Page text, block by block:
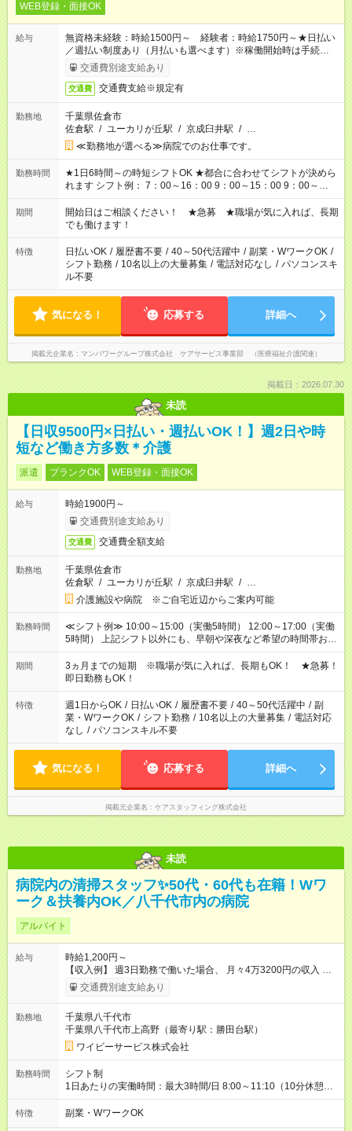
WEB登録・面接OK
給与
無資格未経験：時給1500円～ 経験者：時給1750円～★日払い
／週払い制度あり（月払いも選べます）※稼働開始時は手続き完
了次第のお支払いとなります。
交通費別途支給あり
交通費 交通費支給※規定有
勤務地
千葉県佐倉市
佐倉駅 / ユーカリが丘駅 / 京成臼井駅 / …
≪勤務地が選べる≫病院でのお仕事です。
勤務時間
★1日6時間～の時短シフトOK ★都合に合わせてシフトが決めら
れます シフト例： 7：00～16：00 9：00～15：00 9：00～
18：00 11：00～20：00 など ※Wワークの場合、他のお仕事と
合わせ週40時間超の就業はご案内できません ※法令に基づき、
週20時間以上勤務は社会保険への加入対象となります ※労働者
派遣法（日雇い派遣の原則禁止）により、短時間・短期間の就
業はご案内が難しい場合があります
期間
開始日はご相談ください！ ★急募 ★職場が気に入れば、長期
でも働けます！
特徴 日払いOK / 履歴書不要 / 40～50代活躍中 / 副業・WワークOK /
シフト勤務 / 10名以上の大量募集 / 電話対応なし / パソコンスキ
ル不要
気になる！ 応募する 詳細へ
掲載元企業名 マンパワーグループ株式会社 ケアサービス事業部 （医療福祉介護関連）
掲載日：2026.07.30
未読
【日収9500円×日払い・週払いOK！】週2日や時
短など働き方多数＊介護
派遣 ブランクOK WEB登録・面接OK
給与
時給1900円～
交通費別途支給あり
交通費 交通費全額支給
勤務地
千葉県佐倉市
佐倉駅 / ユーカリが丘駅 / 京成臼井駅 / …
介護施設や病院 ※ご自宅近辺からご案内可能
勤務時間
≪シフト例≫ 10:00～15:00（実働5時間） 12:00～17:00（実働
5時間） 上記シフト以外にも、早朝や深夜など希望の時間帯お聞
かせください！ 事前に担当からヒアリングもしますので、ご安
心ください！
期間
3ヵ月までの短期 ※職場が気に入れば、長期もOK！ ★急募！
即日勤務もOK！
特徴 週1日からOK / 日払いOK / 履歴書不要 / 40～50代活躍中 / 副
業・WワークOK / シフト勤務 / 10名以上の大量募集 / 電話対応
なし / パソコンスキル不要
気になる！ 応募する 詳細へ
掲載元企業名 ケアスタッフィング株式会社
未読
病院内の清掃スタッフ✨50代・60代も在籍！Wワ
ーク＆扶養内OK／八千代市内の病院
アルバイト
給与
時給1,200円～
【収入例】 週3日勤務で働いた場合、 月々4万3200円の収入 ＊
時給1200円×3時間×月12日 ＊月4週換算で計算した目安金額
【試用期間】試用期間なし
交通費別途支給あり
勤務地
千葉県八千代市
千葉県八千代市上高野（最寄り駅：勝田台駅）
ワイビーサービス株式会社
勤務時間
シフト制
1日あたりの実働時間：最大3時間/日 8:00～11:10（10分休憩）
■週3日～6日勤務OK！ ■扶養内勤務OK ■副業・Wワーク可
特徴 副業・WワークOK